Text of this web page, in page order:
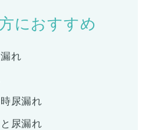
におすすめ
れ
尿漏れ
尿漏れ